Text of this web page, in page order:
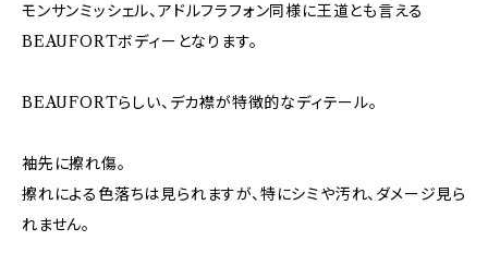
モンサンミッシェル、アドルフラフォン同様に王道とも言える
BEAUFORTボディーとなります。
BEAUFORTらしい、デカ襟が特徴的なディテール。
袖先に擦れ傷。
擦れによる色落ちは見られますが、特にシミや汚れ、ダメージ見ら
れません。